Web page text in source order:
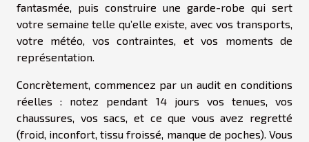
fantasmée, puis construire une garde-robe qui sert
votre semaine telle qu’elle existe, avec vos transports,
votre météo, vos contraintes, et vos moments de
représentation.
Concrètement, commencez par un audit en conditions
réelles : notez pendant 14 jours vos tenues, vos
chaussures, vos sacs, et ce que vous avez regretté
(froid, inconfort, tissu froissé, manque de poches). Vous